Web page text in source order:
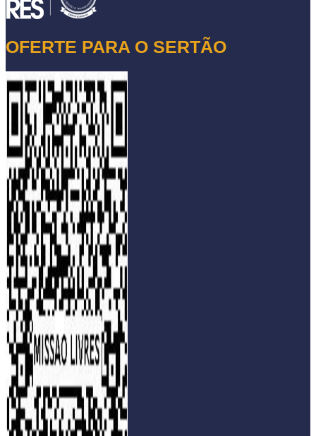
OFERTE PARA O SERTÃO